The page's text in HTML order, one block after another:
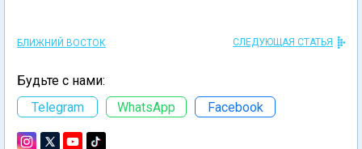
БЛИЖНИЙ ВОСТОК СЛЕДУЮЩАЯ СТАТЬЯ
Будьте с нами:
Telegram
WhatsApp Facebook